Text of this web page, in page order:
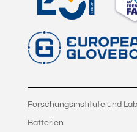
Forschungsinstitute und
Batterien